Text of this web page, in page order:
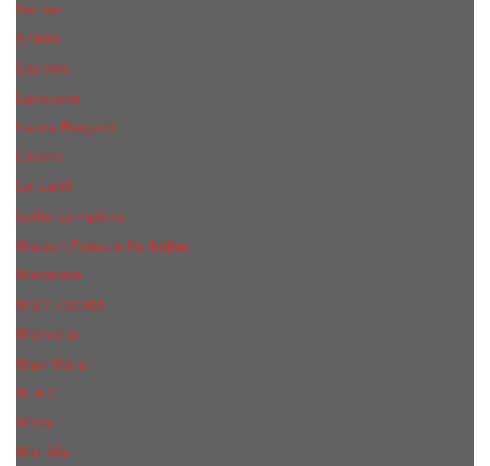
КиLian
Kenzo
Lacoste
Lancome
Laura Biagiotti
Lanvin
Lе Lab0
Lolita Lempicka
Maison Francis Kurkdjian
Madonna
Marc Jacobs
Mancera
Max Mara
M.А.C.
Mexx
Miu Miu